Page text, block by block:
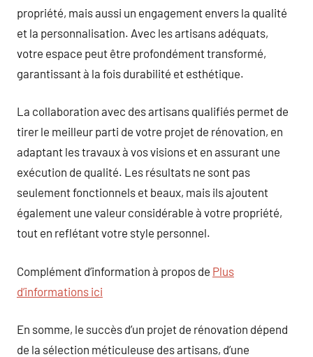
propriété, mais aussi un engagement envers la qualité
et la personnalisation. Avec les artisans adéquats,
votre espace peut être profondément transformé,
garantissant à la fois durabilité et esthétique.
La collaboration avec des artisans qualifiés permet de
tirer le meilleur parti de votre projet de rénovation, en
adaptant les travaux à vos visions et en assurant une
exécution de qualité. Les résultats ne sont pas
seulement fonctionnels et beaux, mais ils ajoutent
également une valeur considérable à votre propriété,
tout en reflétant votre style personnel.
Complément d’information à propos de Plus
d’informations ici
En somme, le succès d’un projet de rénovation dépend
de la sélection méticuleuse des artisans, d’une